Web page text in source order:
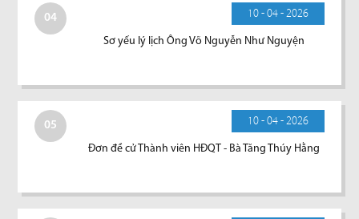
04 10 - 04 - 2026
Sơ yếu lý lịch Ông Võ Nguyễn Như Nguyện
05 10 - 04 - 2026
Đơn đề cử Thành viên HĐQT - Bà Tăng Thúy Hằng